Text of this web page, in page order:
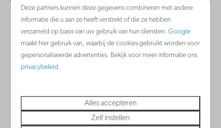
Keramische kookplaat
Vaatwasser
Badkamer
2 gasten
zo 09-08-2026 di 11-08-2026
8 aug
9 aug
10 aug
€ 246
Deze partners kunnen deze gegevens combineren met andere
informatie die u aan ze heeft verstrekt of die ze hebben
verzameld op basis van uw gebruik van hun diensten.Google
maakt hier gebruik van, waarbij de cookies gebruikt worden voor
gepersonaliseerde advertenties. Bekijk voor meer informatie ons
privacybeleid.
Alles accepteren
Zelf instellen